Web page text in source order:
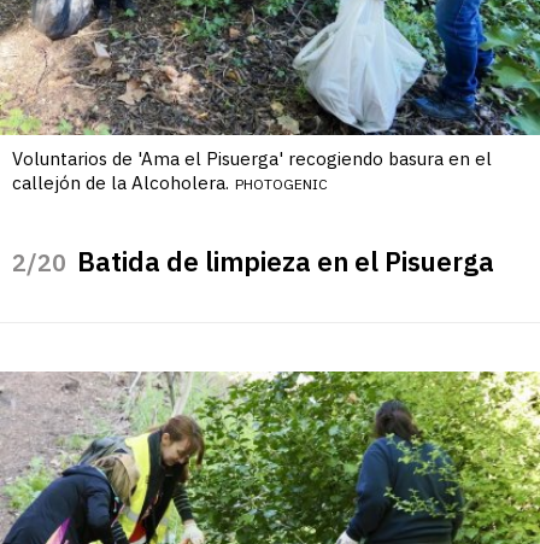
Voluntarios de 'Ama el Pisuerga' recogiendo basura en el
callejón de la Alcoholera. PHOTOGENIC
/20 Batida de limpieza en el Pisuerga